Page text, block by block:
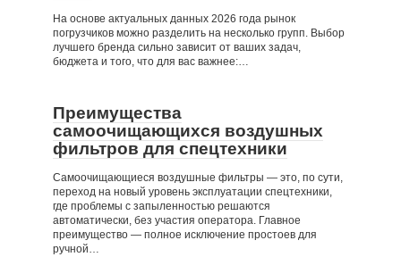
На основе актуальных данных 2026 года рынок
погрузчиков можно разделить на несколько групп. Выбор
лучшего бренда сильно зависит от ваших задач,
бюджета и того, что для вас важнее:…
Преимущества
самоочищающихся воздушных
фильтров для спецтехники
Самоочищающиеся воздушные фильтры — это, по сути,
переход на новый уровень эксплуатации спецтехники,
где проблемы с запыленностью решаются
автоматически, без участия оператора. Главное
преимущество — полное исключение простоев для
ручной…